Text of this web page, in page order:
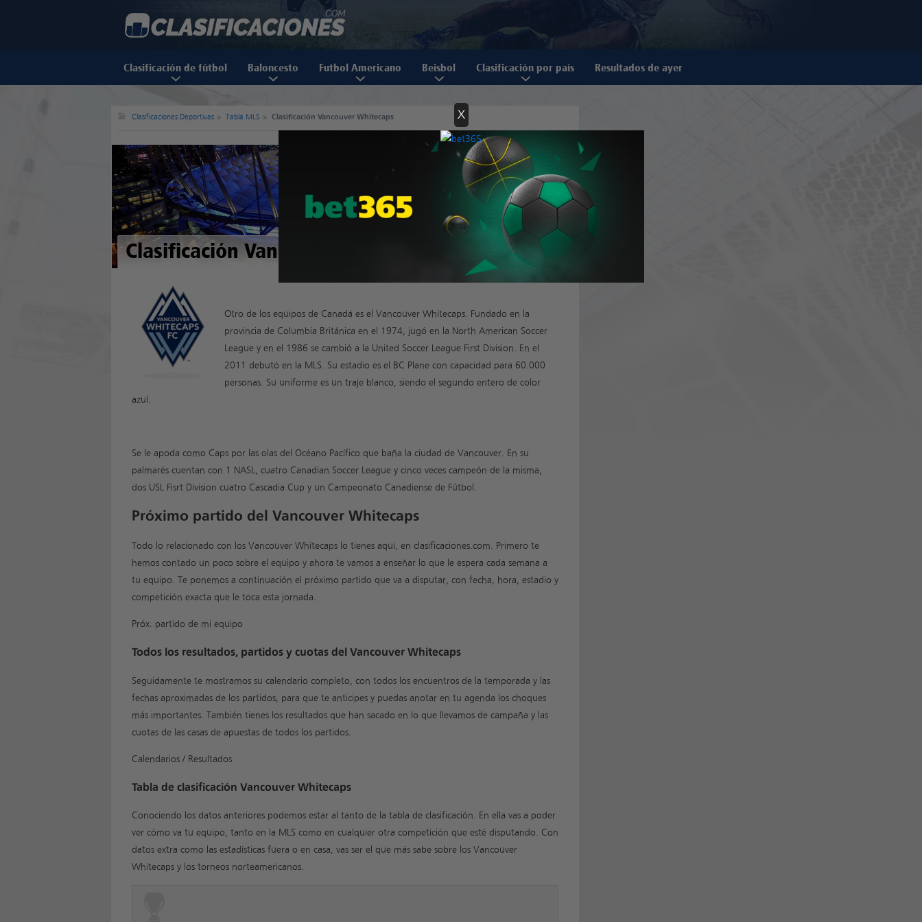
Clasificación de fútbol Baloncesto Futbol Americano Beisbol Clasificación por país Resultados de ayer
Clasificaciones Deportivas Tabla MLS Clasificación Vancouver Whitecaps
Clasificación Vancouver Whitecaps
Otro de los equipos de Canadá es el Vancouver Whitecaps. Fundado en la
provincia de Columbia Británica en el 1974, jugó en la North American Soccer
League y en el 1986 se cambió a la United Soccer League First Division. En el
2011 debutó en la MLS. Su estadio es el BC Plane con capacidad para 60.000
personas. Su uniforme es un traje blanco, siendo el segundo entero de color
azul.
Se le apoda como Caps por las olas del Océano Pacífico que baña la ciudad de Vancouver. En su
palmarés cuentan con 1 NASL, cuatro Canadian Soccer League y cinco veces campeón de la misma,
dos USL Fisrt Division cuatro Cascadia Cup y un Campeonato Canadiense de Fútbol.
Próximo partido del Vancouver Whitecaps
Todo lo relacionado con los Vancouver Whitecaps lo tienes aquí, en clasificaciones.com. Primero te
hemos contado un poco sobre el equipo y ahora te vamos a enseñar lo que le espera cada semana a
tu equipo. Te ponemos a continuación el próximo partido que va a disputar, con fecha, hora, estadio y
competición exacta que le toca esta jornada.
Próx. partido de mi equipo
Todos los resultados, partidos y cuotas del Vancouver Whitecaps
Seguidamente te mostramos su calendario completo, con todos los encuentros de la temporada y las
fechas aproximadas de los partidos, para que te anticipes y puedas anotar en tu agenda los choques
más importantes. También tienes los resultados que han sacado en lo que llevamos de campaña y las
cuotas de las casas de apuestas de todos los partidos.
Calendarios / Resultados
Tabla de clasificación Vancouver Whitecaps
Conociendo los datos anteriores podemos estar al tanto de la tabla de clasificación. En ella vas a poder
ver cómo va tu equipo, tanto en la MLS como en cualquier otra competición que esté disputando. Con
datos extra como las estadísticas fuera o en casa, vas ser el que más sabe sobre los Vancouver
Whitecaps y los torneos norteamericanos.
X